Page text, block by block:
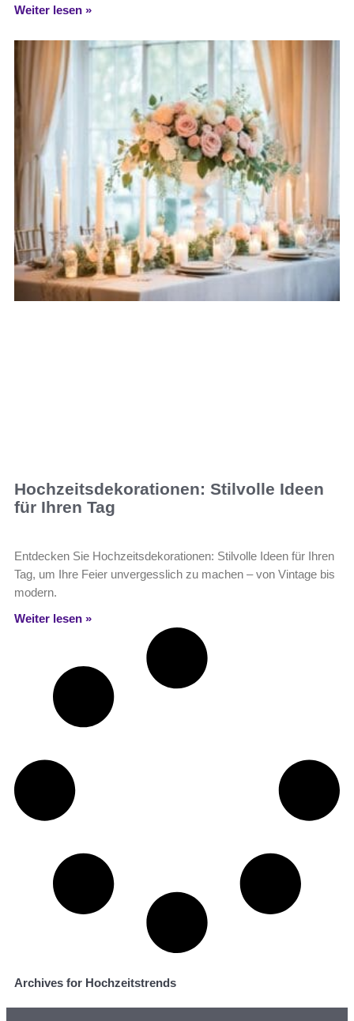
Weiter lesen »
Hochzeitsdekorationen: Stilvolle Ideen
für Ihren Tag
Entdecken Sie Hochzeitsdekorationen: Stilvolle Ideen für Ihren
Tag, um Ihre Feier unvergesslich zu machen – von Vintage bis
modern.
Weiter lesen »
Archives for Hochzeitstrends